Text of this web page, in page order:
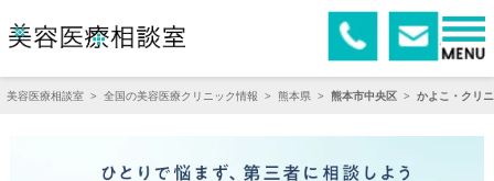
美容医療相談室 > 全国の美容医療クリニック情報 > 熊本県 > 熊本市中央区 > かよこ・クリ